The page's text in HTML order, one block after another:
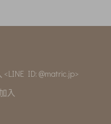
<LINE ID: @matric.jp>
入